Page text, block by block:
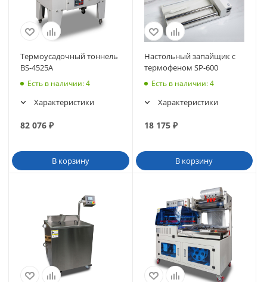
Термоусадочный тоннель
BS-4525A
Есть в наличии: 4
Характеристики
82 076 ₽
В корзину
Настольный запайщик с
термофеном SP-600
Есть в наличии: 4
Характеристики
18 175₽
В корзину